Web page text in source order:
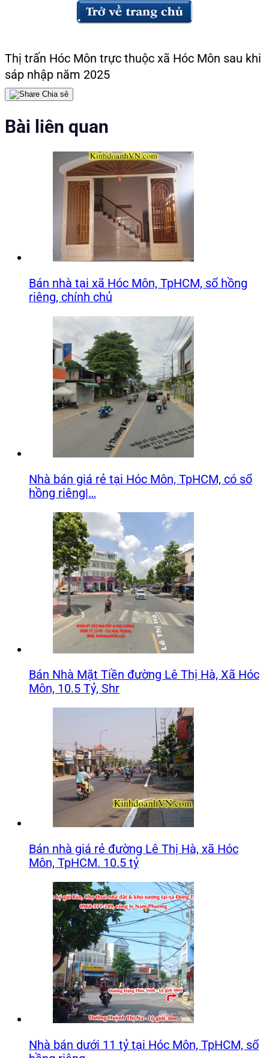
Thị trấn Hóc Môn trực thuộc xã Hóc Môn sau khi
sáp nhập năm 2025
Chia sẻ
Bài liên quan
Bán nhà tại xã Hóc Môn, TpHCM, sổ hồng
riêng, chính chủ
Nhà bán giá rẻ tại Hóc Môn, TpHCM, có sổ
hồng riêng|…
Bán Nhà Mặt Tiền đường Lê Thị Hà, Xã Hóc
Môn, 10.5 Tỷ, Shr
Bán nhà giá rẻ đường Lê Thị Hà, xã Hóc
Môn, TpHCM. 10.5 tỷ
Nhà bán dưới 11 tỷ tại Hóc Môn, TpHCM, sổ